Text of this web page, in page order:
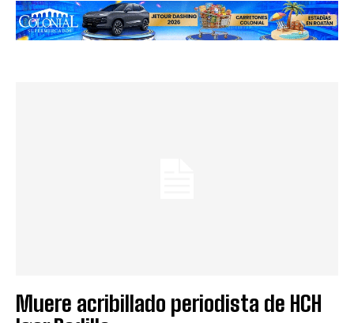
Muere acribillado periodista de HCH